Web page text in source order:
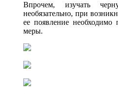
Впрочем, изучать
необязательно, при
ее появление необходимо
меры.